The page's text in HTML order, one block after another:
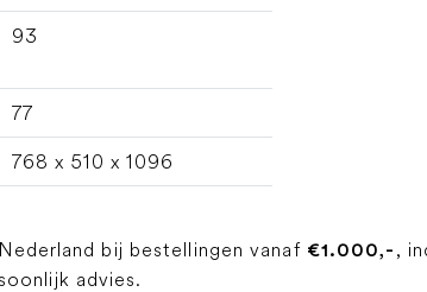
93
77
768 x 510 x 1096
bij bestellingen vanaf €1.000,- ,
advies.